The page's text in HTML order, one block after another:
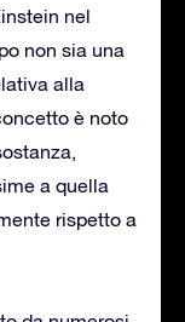
nel
non sia una
alla
è noto
a quella
rispetto a